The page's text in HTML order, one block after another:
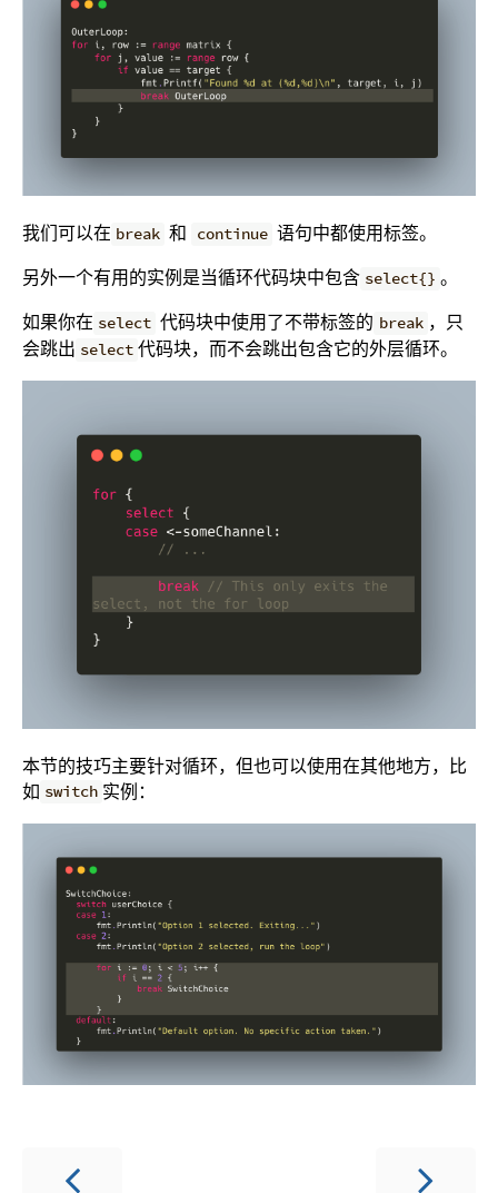
我们可以在 break 和 continue 语句中都使用标签。
另外一个有用的实例是当循环代码块中包含 select{} 。
如果你在 select 代码块中使用了不带标签的 break ，只
会跳出 select 代码块，而不会跳出包含它的外层循环。
本节的技巧主要针对循环，但也可以使用在其他地方，比
如 switch 实例：